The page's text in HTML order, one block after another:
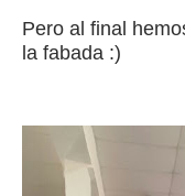
Pero al final
la fabada :)